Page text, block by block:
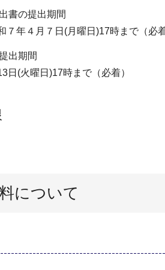
書の提出期間
７年４月７日(月曜日)17時まで（必
出期間
日(火曜日)17時まで（必着）
について